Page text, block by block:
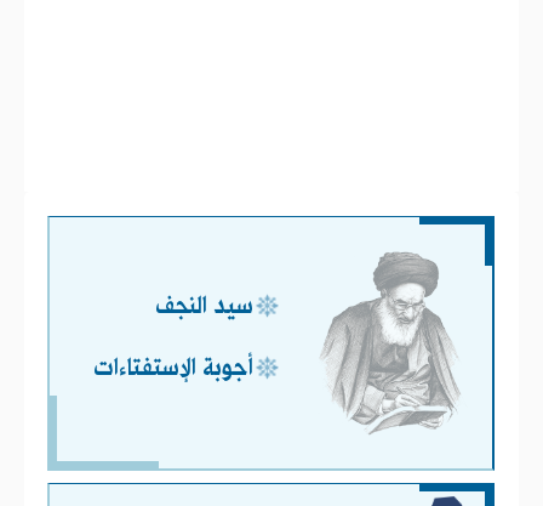
سيد النجف
أجوبة الإستفتاءات